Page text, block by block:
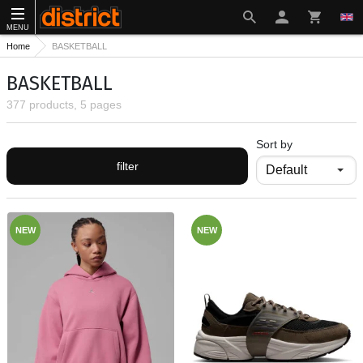
MENU
Home BASKETBALL
BASKETBALL
377 products, 5 pages
filter
Sort by
NEW NEW